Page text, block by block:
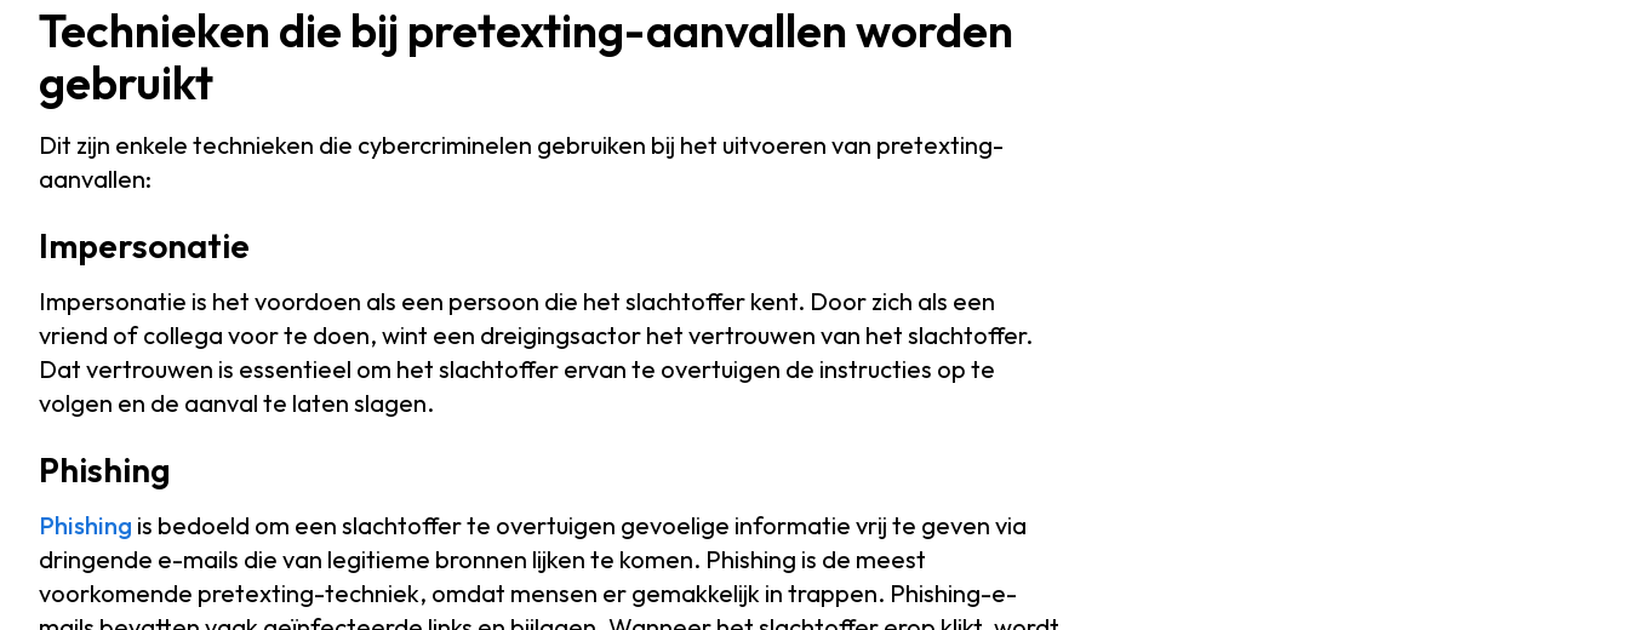
Technieken die bij pretexting-aanvallen worden
gebruikt
Dit zijn enkele technieken die cybercriminelen gebruiken bij het uitvoeren van pretexting-
aanvallen:
Impersonatie
Impersonatie is het voordoen als een persoon die het slachtoffer kent. Door zich als een
vriend of collega voor te doen, wint een dreigingsactor het vertrouwen van het slachtoffer.
Dat vertrouwen is essentieel om het slachtoffer ervan te overtuigen de instructies op te
volgen en de aanval te laten slagen.
Phishing
Phishing is bedoeld om een slachtoffer te overtuigen gevoelige informatie vrij te geven via
dringende e-mails die van legitieme bronnen lijken te komen. Phishing is de meest
voorkomende pretexting-techniek, omdat mensen er gemakkelijk in trappen. Phishing-e-